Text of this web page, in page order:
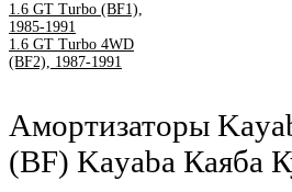
1.6 GT Turbo (BF1),
1985-1991
1.6 GT Turbo 4WD
(BF2), 1987-1991
Амортизаторы
(BF) Kayaba Каяба